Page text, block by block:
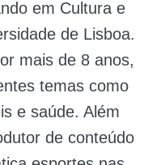
em Cultura e
de Lisboa.
mais de 8 anos,
temas como
e saúde. Além
de conteúdo